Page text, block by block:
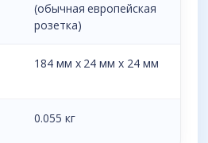
(обычная европейская
розетка)
184 мм х 24 мм х 24 мм
0.055 кг